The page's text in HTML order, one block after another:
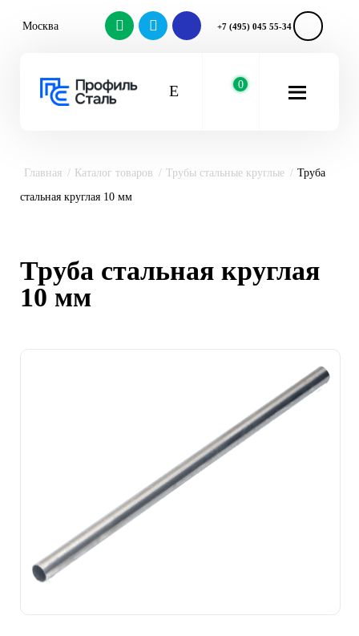
Москва +7 (495) 045 55-34
0
Главная Каталог товаров Трубы стальные круглые
Труба
стальная круглая 10 мм
Труба стальная круглая
10 мм